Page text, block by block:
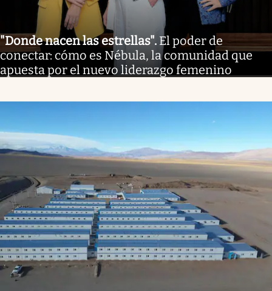
"Donde nacen las estrellas". El poder de
conectar: cómo es Nébula, la comunidad que
apuesta por el nuevo liderazgo femenino